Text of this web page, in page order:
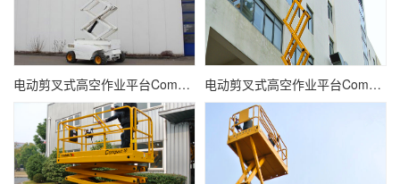
电动剪叉式高空作业平台Compact10RTE 电动剪叉式高空作业平台Compact10N